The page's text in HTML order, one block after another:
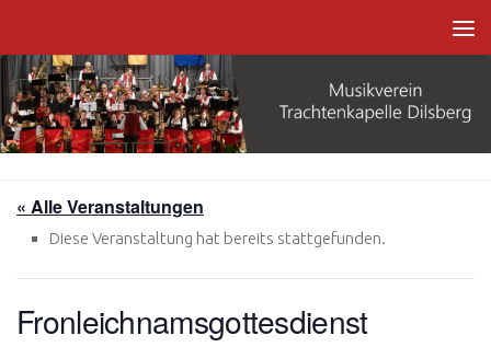
« Alle Veranstaltungen
Diese Veranstaltung hat bereits stattgefunden.
Fronleichnamsgottesdienst